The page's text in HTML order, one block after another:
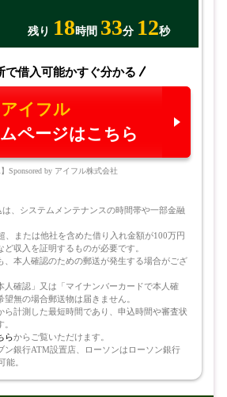
残り 18時間 33分 10秒
で借入可能かすぐ分かる
アイフル
ページはこちら
】Sponsored by アイフル株式会社
、システムメンテナンスの時間帯や一部金融
または他社を含めた借り入れ金額が100万円
収入を証明するものが必要です。
本人確認のための郵送が発生する場合がござ
確認」又は「マイナンバーカードで本人確
無の場合郵送物は届きません。
計測した最短時間であり、申込時間や審査状
らからご覧いただけます。
銀行ATM設置店、ローソンはローソン銀行
能。